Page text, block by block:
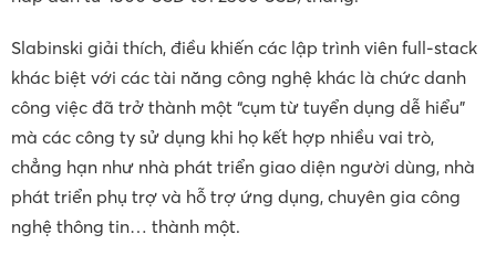
Slabinski giải thích, điều khiến các lập trình viên full-stack
khác biệt với các tài năng công nghệ khác là chức danh
công việc đã trở thành một “cụm từ tuyển dụng dễ hiểu”
mà các công ty sử dụng khi họ kết hợp nhiều vai trò,
chẳng hạn như nhà phát triển giao diện người dùng, nhà
phát triển phụ trợ và hỗ trợ ứng dụng, chuyên gia công
nghệ thông tin… thành một.